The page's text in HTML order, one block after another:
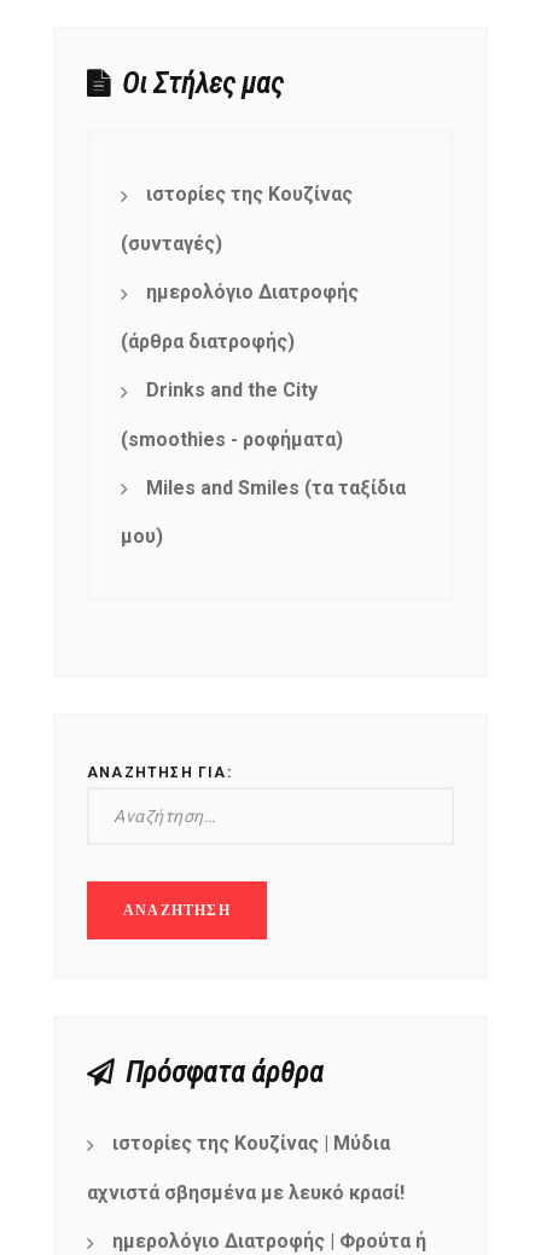
Οι Στήλες μας
ιστορίες της Κουζίνας
(συνταγές)
ημερολόγιο Διατροφής
(άρθρα διατροφής)
Drinks and the City
(smoothies - ροφήματα)
Miles and Smiles (τα ταξίδια
μου)
ΑΝΑΖΉΤΗΣΗ ΓΙΑ:
Πρόσφατα άρθρα
ιστορίες της Κουζίνας | Μύδια
αχνιστά σβησμένα με λευκό κρασί!
ημερολόγιο Διατροφής | Φρούτα ή